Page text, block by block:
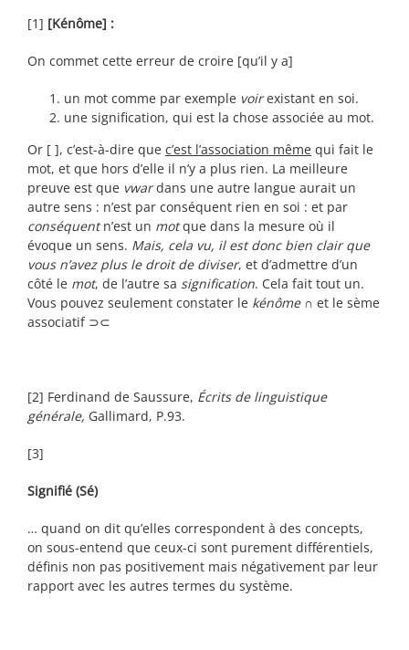
[1] [Kénôme] :
On commet cette erreur de croire [qu’il y a]
un mot comme par exemple voirexistant en soi.
une signification, qui est la chose associée au mot.
Or [ ], c’est-à-dire que c’est l’association même qui fait le
mot, et que hors d’elle il n’y a plus rien. La meilleure
preuve est que vwardans une autre langue aurait un
autre sens : n’est par conséquent rien en soi : et par
conséquentn’est un motque dans la mesure où il
évoque un sens. Mais, cela vu, il est donc bien clair que
vous n’avez plus le droit de diviser, et d’admettre d’un
côté le mot, de l’autre sa signification. Cela fait tout un.
Vous pouvez seulement constater le kénôme∩ et le sème
associatif ⊃⊂
[2] Ferdinand de Saussure, Écrits de linguistique
générale, Gallimard, P.93.
[3]
Signifié (Sé)
… quand on dit qu’elles correspondent à des concepts,
on sous-entend que ceux-ci sont purement différentiels,
définis non pas positivement mais négativement par leur
rapport avec les autres termes du système.